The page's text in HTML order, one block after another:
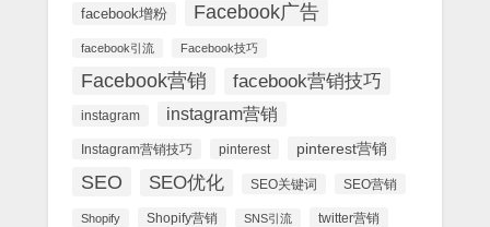
facebook增粉 Facebook广告
facebook引流 Facebook技巧
Facebook营销 facebook营销技巧
instagram instagram营销
Instagram营销技巧 pinterest pinterest营销
SEO SEO优化 SEO关键词 SEO营销
Shopify Shopify营销 SNS引流 twitter营销